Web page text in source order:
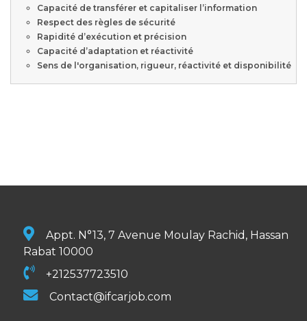
Capacité de transférer et capitaliser l’information
Respect des règles de sécurité
Rapidité d’exécution et précision
Capacité d’adaptation et réactivité
Sens de l'organisation, rigueur, réactivité et disponibilité
Appt. N°13, 7 Avenue Moulay Rachid, Hassan
Rabat 10000
+212537723510
Contact@ifcarjob.com